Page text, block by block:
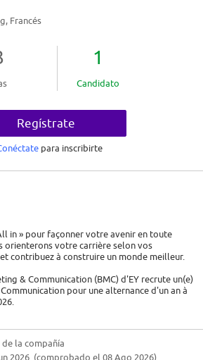
Francés
1
Candidato
Regístrate
para inscribirte
in » pour façonner votre avenir en toute
orienterons votre carrière selon vos
contribuez à construire un monde meilleur.
& Communication (BMC) d'EY recrute un(e)
pour une alternance d'un an à
Métiers, vous participerez aux
de la compañía
2026 (comprobado el 08 Ago 2026)